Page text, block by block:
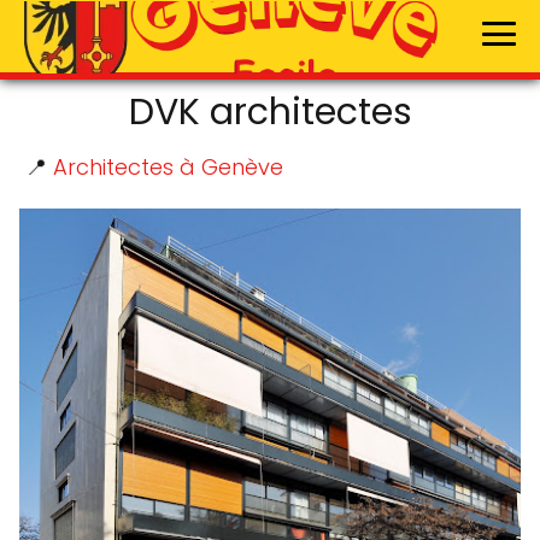
DVK architectes
📍 Architectes à Genève